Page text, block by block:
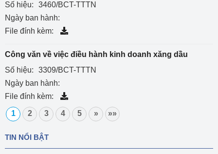
Số hiệu:
3460/BCT-TTTN
Ngày ban hành:
File đính kèm:
Công văn về việc điều hành kinh doanh xăng dầu
Số hiệu:
3309/BCT-TTTN
Ngày ban hành:
File đính kèm:
1 2 3 4 5 » »»
TIN NỔI BẬT